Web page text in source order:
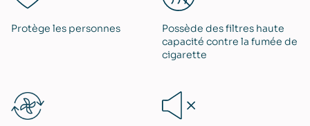
Protège les personnes
Possède des filtres haute
capacité contre la fumée de
cigarette